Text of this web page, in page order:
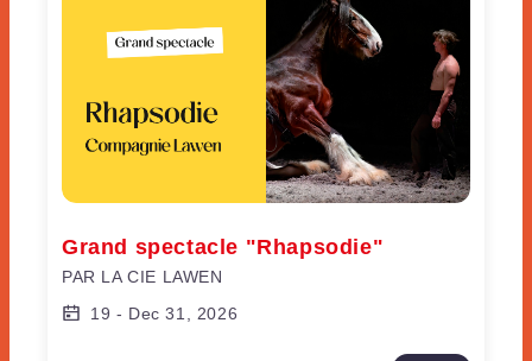
Grand spectacle "Rhapsodie"
PAR LA CIE LAWEN
19 - Dec 31, 2026